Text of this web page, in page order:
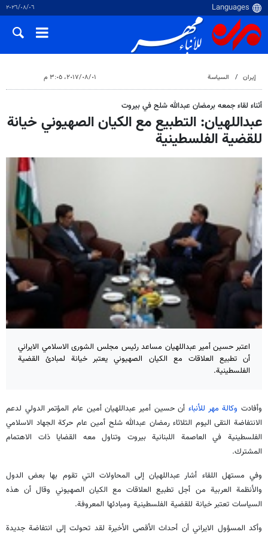
٠٦‏/٠٨‏/٢٠٢٦
إيران السياسة ٠١‏/٠٨‏/٢٠١٧، ٣:٠٥ م
أثناء لقاء جمعه برمضان عبدالله شلح في بيروت
عبداللهيان: التطبيع مع الكيان الصهيوني خيانة
للقضية الفلسطينية
اعتبر حسين أمير عبداللهيان مساعد رئيس مجلس الشورى الاسلامي الايراني
أن تطبيع العلاقات مع الكيان الصهيوني يعتبر خيانة لمبادئ القضية
الفلسطينية.
وأفادت وكالة مهر للأنباء أن حسين أمير عبداللهيان أمين عام المؤتمر الدولي لدعم
الانتفاضة التقى اليوم الثلاثاء رمضان عبدالله شلح أمين عام حركة الجهاد الاسلامي
الفلسطينية في العاصمة اللبنانية بيروت وتناول معه القضايا ذات الاهتمام
المشترك.
وفي مستهل اللقاء أشار عبداللهيان إلى المحاولات التي تقوم بها بعض الدول
والأنظمة العربية من أجل تطبيع العلاقات مع الكيان الصهيوني وقال أن هذه
السياسات تعتبر خيانة للقضية الفلسطينية ومبادئها المعروفة.
وأكد المسؤول الايراني أن أحداث الأقصى الأخيرة لقد تحولت إلى انتفاضة جديدة